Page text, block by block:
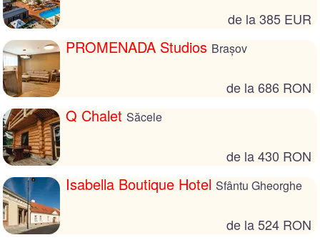
de la 385 EUR
PROMENADA Studios Brașov
de la 686 RON
Q Chalet Săcele
de la 430 RON
Isabella Boutique Hotel Sfântu Gheorghe
de la 524 RON